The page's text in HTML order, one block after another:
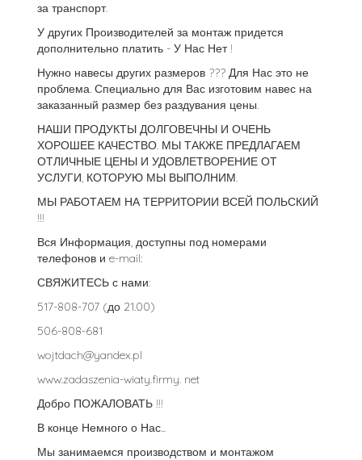
за транспорт.
У других Производителей за монтаж придется
дополнительно платить - У Нас Нет !
Нужно навесы других размеров ??? Для Нас это не
проблема. Специально для Вас изготовим навес на
заказанный размер без раздувания цены.
НАШИ ПРОДУКТЫ ДОЛГОВЕЧНЫ И ОЧЕНЬ
ХОРОШЕЕ КАЧЕСТВО. МЫ ТАКЖЕ ПРЕДЛАГАЕМ
ОТЛИЧНЫЕ ЦЕНЫ И УДОВЛЕТВОРЕНИЕ ОТ
УСЛУГИ, КОТОРУЮ МЫ ВЫПОЛНИМ.
МЫ РАБОТАЕМ НА ТЕРРИТОРИИ ВСЕЙ ПОЛЬСКИЙ
!!!
Вся Информация, доступны под номерами
телефонов и e-mail:
СВЯЖИТЕСЬ с нами:
517-808-707 (до 21.00)
506-808-681
wojtdach@yandex.pl
www.zadaszenia-wiaty.firmy. net
Добро ПОЖАЛОВАТЬ !!!
В конце Немного о Нас...
Мы занимаемся производством и монтажом